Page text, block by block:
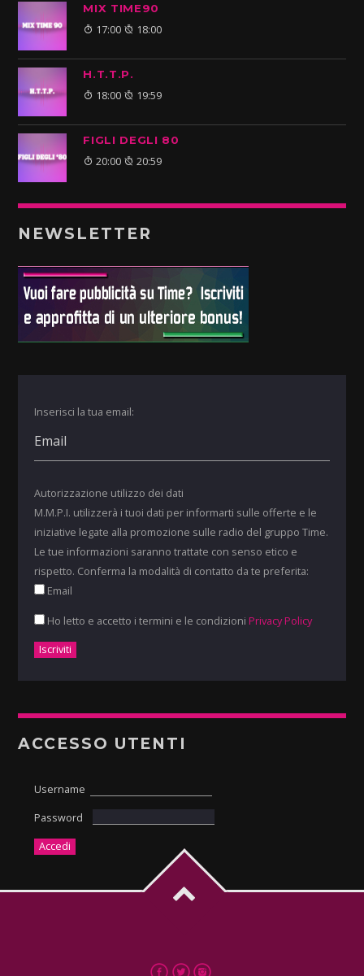
MIX TIME90
17:00 18:00
H.T.T.P.
18:00 19:59
FIGLI DEGLI 80
20:00 20:59
NEWSLETTER
Inserisci la tua email:
Autorizzazione utilizzo dei dati
M.M.P.I. utilizzerà i tuoi dati per informarti sulle offerte e le
iniziative legate alla promozione sulle radio del gruppo Time.
Le tue informazioni saranno trattate con senso etico e
rispetto. Conferma la modalità di contatto da te preferita:
Email
Ho letto e accetto i termini e le condizioni Privacy Policy
ACCESSO UTENTI
Username
Password